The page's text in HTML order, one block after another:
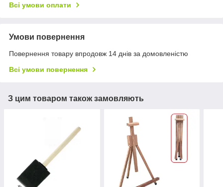
Всі умови оплати
Умови повернення
Повернення товару впродовж 14 днів за домовленістю
Всі умови повернення
З цим товаром також замовляють